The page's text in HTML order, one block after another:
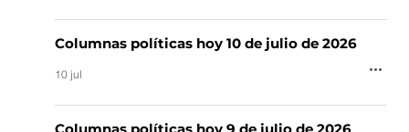
Columnas políticas hoy 10 de julio de 2026
10 jul